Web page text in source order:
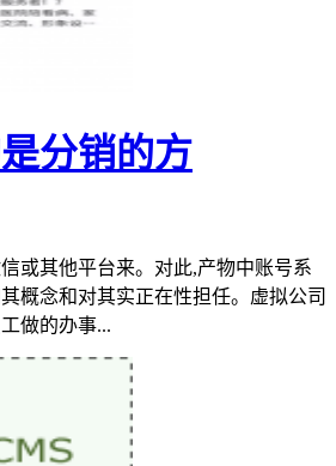
分销的方
或其他平台来。对此,产物中账号系
概念和对其实正在性担任。虚拟公司
做的办事...